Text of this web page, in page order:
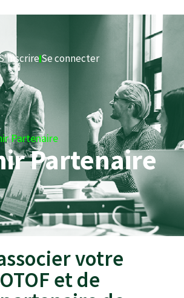
Se connecter
Partenaire
Partenaire
votre
et de